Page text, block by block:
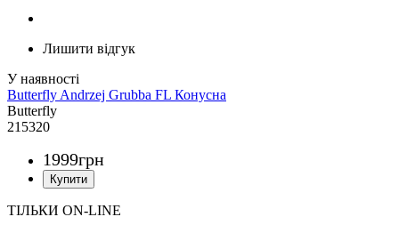
Лишити відгук
Butterfly Andrzej Grubba FL Конусна
Butterfly
215320
1999грн
ТІЛЬКИ ON-LINE